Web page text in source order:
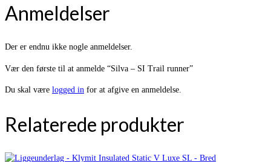
Anmeldelser
Der er endnu ikke nogle anmeldelser.
Vær den første til at anmelde “Silva – SI Trail runner”
Du skal være logged in for at afgive en anmeldelse.
Relaterede produkter